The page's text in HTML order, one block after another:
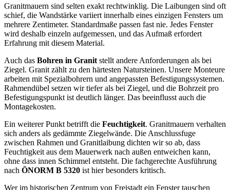
Granitmauern sind selten exakt rechtwinklig. Die Laibungen sind oft
schief, die Wandstärke variiert innerhalb eines einzigen Fensters um
mehrere Zentimeter. Standardmaße passen fast nie. Jedes Fenster
wird deshalb einzeln aufgemessen, und das Aufmaß erfordert
Erfahrung mit diesem Material.
Auch das Bohren in Granit stellt andere Anforderungen als bei
Ziegel. Granit zählt zu den härtesten Natursteinen. Unsere Monteure
arbeiten mit Spezialbohrern und angepassten Befestigungssystemen.
Rahmendübel setzen wir tiefer als bei Ziegel, und die Bohrzeit pro
Befestigungspunkt ist deutlich länger. Das beeinflusst auch die
Montagekosten.
Ein weiterer Punkt betrifft die Feuchtigkeit. Granitmauern verhalten
sich anders als gedämmte Ziegelwände. Die Anschlussfuge
zwischen Rahmen und Granitlaibung dichten wir so ab, dass
Feuchtigkeit aus dem Mauerwerk nach außen entweichen kann,
ohne dass innen Schimmel entsteht. Die fachgerechte Ausführung
nach ÖNORM B 5320 ist hier besonders kritisch.
Wer im historischen Zentrum von Freistadt ein Fenster tauschen